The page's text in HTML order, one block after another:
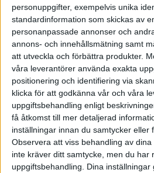
personuppgifter, exempelvis unika
standardinformation som skickas av
personanpassade annonser och
annons- och innehållsmätning samt
att utveckla och förbättra produkter.
våra leverantörer använda exakta
positionering och identifiering via
klicka för att godkänna vår och våra
uppgiftsbehandling enligt
få åtkomst till mer detaljerad
inställningar innan du samtycker eller
Observera att viss behandling av
inte kräver ditt samtycke, men du har
uppgiftsbehandling. Dina
uttryck, till exempel i
jag skapatsom visar långfingret
Min fru, som för övrigt är vd
föreslog att jag skulle skriva
”Time reporting” intill fingret.
Och se, folk skrattade
köpt ett sådant finger.
Så vad kan du som
förbättra inställningen till